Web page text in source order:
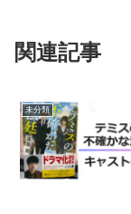
関連記事
未分類